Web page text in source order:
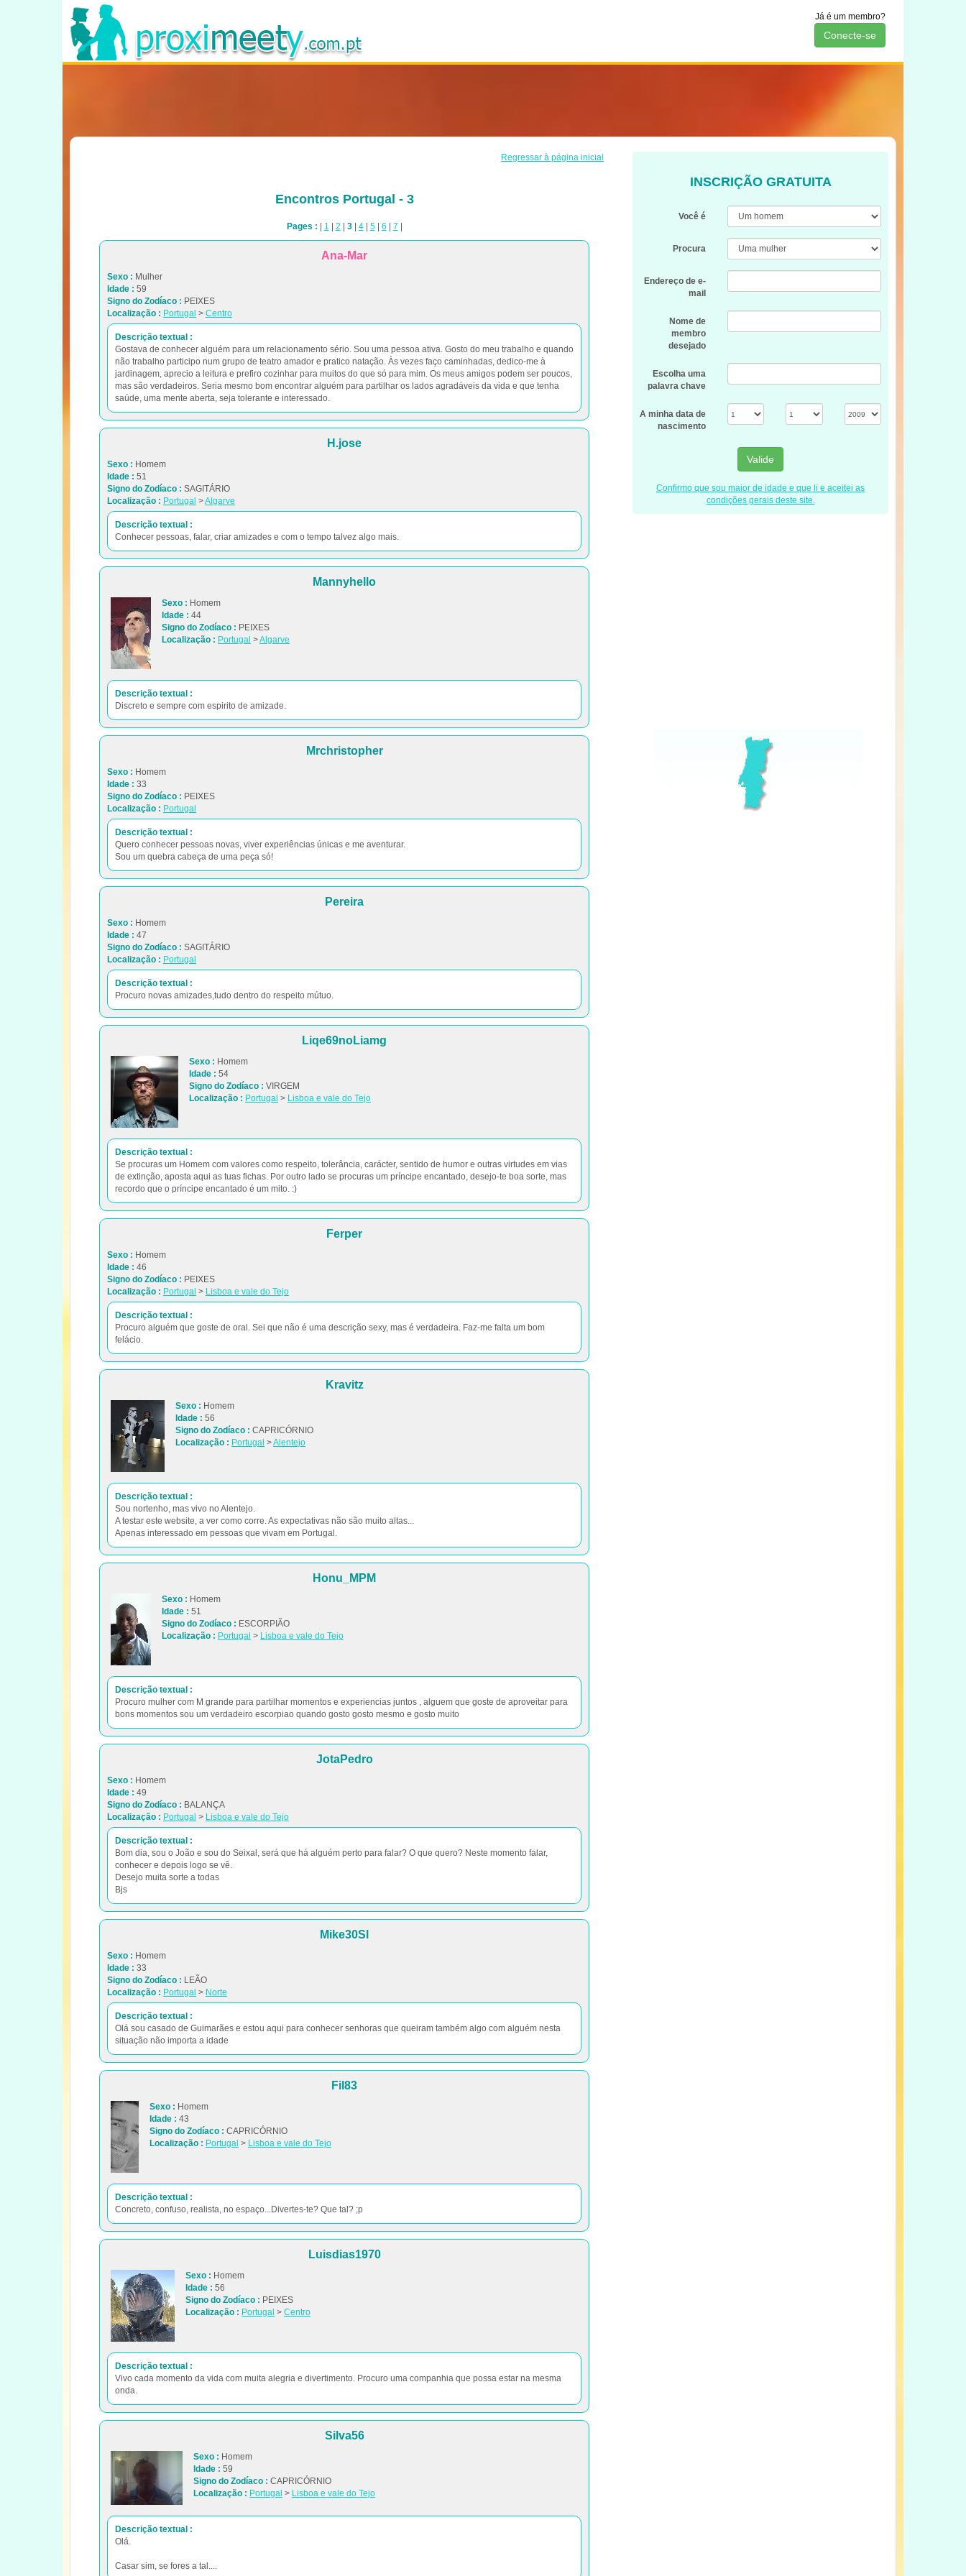
Já é um membro?
Conecte-se
Regressar à página inicial
Encontros Portugal - 3
Pages : 1 2 3| 4| 5| 6 7
Ana-Mar
Sexo : Mulher
Idade : 59
Signo do Zodíaco : PEIXES
Localização : Portugal > Centro
Descrição textual :
Gostava de conhecer alguém para um relacionamento sério. Sou uma pessoa ativa. Gosto do meu trabalho e quando
não trabalho participo num grupo de teatro amador e pratico natação. Às vezes faço caminhadas, dedico-me à
jardinagem, aprecio a leitura e prefiro cozinhar para muitos do que só para mim. Os meus amigos podem ser poucos,
mas são verdadeiros. Seria mesmo bom encontrar alguém para partilhar os lados agradáveis da vida e que tenha
saúde, uma mente aberta, seja tolerante e interessado.
H.jose
Sexo : Homem
Idade : 51
Signo do Zodíaco : SAGITÁRIO
Localização : Portugal >Algarve
Descrição textual :
Conhecer pessoas, falar, criar amizades e com o tempo talvez algo mais.
Mannyhello
Sexo : Homem
Idade : 44
Signo do Zodíaco : PEIXES
Localização : Portugal >Algarve
Descrição textual :
Discreto e sempre com espirito de amizade.
Mrchristopher
Sexo : Homem
Idade : 33
Signo do Zodíaco : PEIXES
Localização : Portugal
Descrição textual :
Quero conhecer pessoas novas, viver experiências únicas e me aventurar.
Sou um quebra cabeça de uma peça só!
Pereira
Sexo : Homem
Idade : 47
Signo do Zodíaco : SAGITÁRIO
Localização : Portugal
Descrição textual :
Procuro novas amizades,tudo dentro do respeito mútuo.
Liqe69noLiamg
Sexo : Homem
Idade : 54
Signo do Zodíaco : VIRGEM
Localização : Portugal > Lisboa e vale do Tejo
Descrição textual :
Se procuras um Homem com valores como respeito, tolerância, carácter, sentido de humor e outras virtudes em vias
de extinção, aposta aqui as tuas fichas. Por outro lado se procuras um príncipe encantado, desejo-te boa sorte, mas
recordo que o príncipe encantado é um mito. :)
Ferper
Sexo : Homem
Idade : 46
Signo do Zodíaco : PEIXES
Localização : Portugal > Lisboa e vale do Tejo
Descrição textual :
Procuro alguém que goste de oral. Sei que não é uma descrição sexy, mas é verdadeira. Faz-me falta um bom
felácio.
Kravitz
Sexo : Homem
Idade : 56
Signo do Zodíaco : CAPRICÓRNIO
Localização : Portugal >Alentejo
Descrição textual :
Sou nortenho, mas vivo no Alentejo.
A testar este website, a ver como corre. As expectativas não são muito altas...
Apenas interessado em pessoas que vivam em Portugal.
Honu_MPM
Sexo : Homem
Idade : 51
Signo do Zodíaco : ESCORPIÃO
Localização : Portugal > Lisboa e vale do Tejo
Descrição textual :
Procuro mulher com M grande para partilhar momentos e experiencias juntos , alguem que goste de aproveitar para
bons momentos sou um verdadeiro escorpiao quando gosto gosto mesmo e gosto muito
JotaPedro
Sexo : Homem
Idade : 49
Signo do Zodíaco : BALANÇA
Localização : Portugal > Lisboa e vale do Tejo
Descrição textual :
Bom dia, sou o João e sou do Seixal, será que há alguém perto para falar? O que quero? Neste momento falar,
conhecer e depois logo se vê.
Desejo muita sorte a todas
Bjs
Mike30Sl
Sexo : Homem
Idade : 33
Signo do Zodíaco : LEÃO
Localização : Portugal > Norte
Descrição textual :
Olá sou casado de Guimarães e estou aqui para conhecer senhoras que queiram também algo com alguém nesta
situação não importa a idade
Fil83
Sexo : Homem
Idade : 43
Signo do Zodíaco : CAPRICÓRNIO
Localização : Portugal > Lisboa e vale do Tejo
Descrição textual :
Concreto, confuso, realista, no espaço...Divertes-te? Que tal? ;p
Luisdias1970
Sexo : Homem
Idade : 56
Signo do Zodíaco : PEIXES
Localização : Portugal > Centro
Descrição textual :
Vivo cada momento da vida com muita alegria e divertimento. Procuro uma companhia que possa estar na mesma
onda.
Silva56
Sexo : Homem
Idade : 59
Signo do Zodíaco : CAPRICÓRNIO
Localização : Portugal > Lisboa e vale do Tejo
Descrição textual :
Olá.
Casar sim, se fores a tal....
INSCRIÇÃO GRATUITA
Você é
Procura
Endereço de e-
mail
Nome de
membro
desejado
Escolha uma
palavra chave
A minha data de
nascimento
Valide
Confirmo que sou maior de idade e que li e aceitei as
condições gerais deste site.